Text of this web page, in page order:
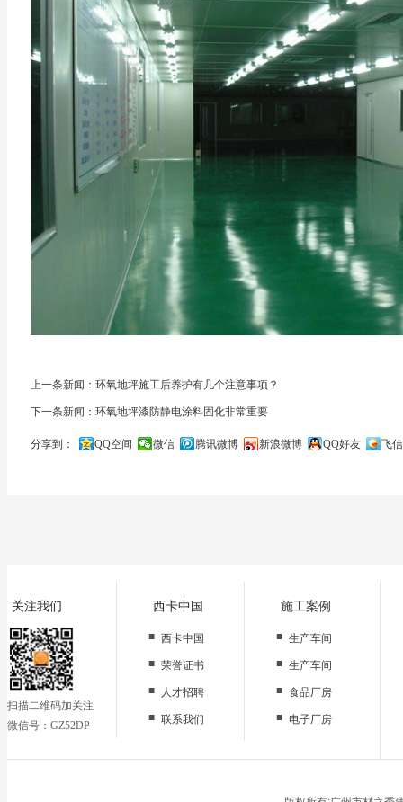
上一条新闻：环氧地坪施工后养护有几个注意事项？
下一条新闻：环氧地坪漆防静电涂料固化非常重要
分享到： QQ空间 微信 腾讯微博 新浪微博 QQ好友
飞信
关注我们
扫描二维码加关注
微信号：GZ52DP
西卡中国
■ 西卡中国
■ 荣誉证书
■
人才招聘
■ 联系我们
施工案例
■ 生产车间
■ 生产车间
■ 食品厂房
■ 电子厂房